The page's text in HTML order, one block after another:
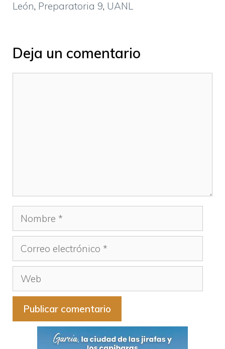
León, Preparatoria 9, UANL
Deja un comentario
Nombre
Correo
electrónico
Web